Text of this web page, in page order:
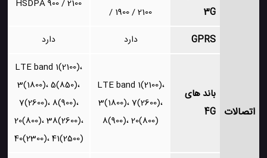
اتصالات
3G
/ 1900 / 2100
HSDPA 900 / 2100
GPRS دارد دارد
باند های
4G
LTE band 1(2100)،
3(1800)، 7(2600)،
8(900)، 20(800)
LTE band 1(2100)،
3(1800)، 5(850)،
7(2600)، 8(900)،
20(800)، 38(2600)،
40(2300)، 41(2500)